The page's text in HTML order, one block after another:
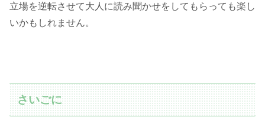
立場を逆転させて大人に読み聞かせをしてもらっても楽し
いかもしれません。
さいごに